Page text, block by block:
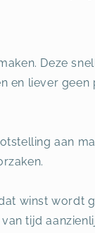
Deze
en liever geen
aan
winst wordt
tijd